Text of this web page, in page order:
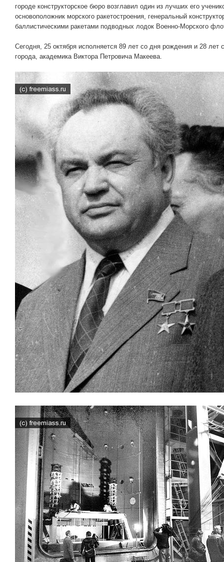
городе конструкторское бюро возглавил один из лучших его
основоположник морского ракетостроения, генеральный
баллистическими ракетами подводных лодок Военно-Морского
Сегодня, 25 октября исполняется 89 лет со дня рождения и 28 лет
города, академика Виктора Петровича Макеева.